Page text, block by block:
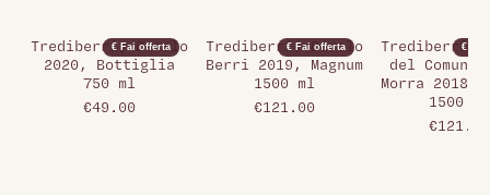
€ Fai offerta
Trediberri, Barolo
2020, Bottiglia
750 ml
€49.00
€ Fai offerta
Trediberri, Barolo
Berri 2019, Magnum
1500 ml
€121.00
€ Fai
Trediberri,
del Comune
Morra 2018,
1500 ml
€121.00